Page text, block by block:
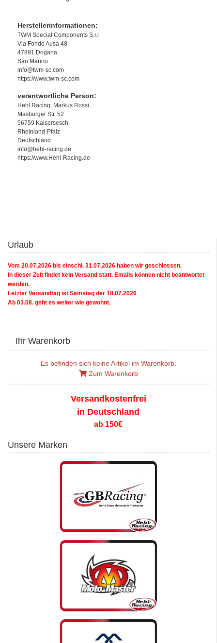
Herstellerinformationen:
TWM Special Components S.r.l
Via Fondo Ausa 48
47891 Dogana
San Marino
info@twm-sc.com
https://www.twm-sc.com
verantwortliche Person:
Hehl Racing, Markus Rossi
Masburger Str. 52
56759 Kaisersesch
Rheinland-Pfalz
Deutschland
info@hehl-racing.de
https://www.Hehl-Racing.de
Urlaub
Vom 20.07.2026 bis einschl. 31.07.2026 haben wir geschlossen.
In dieser Zeit findet kein Versand statt. Emails können nicht beantwortet
werden.
Letzter Versandtag ist Samstag der 18.07.2026
Ab 03.08. geht es weiter wie gewohnt.
Ihr Warenkorb
Es befinden sich keine Artikel im Warenkorb.
Zum Warenkorb
Versandkostenfrei
in Deutschland
ab 150€
Unsere Marken